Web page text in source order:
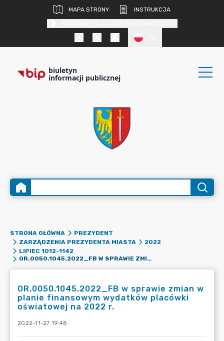
MAPA STRONY
INSTRUKCJA
biuletyn
informacji publicznej
STRONA GŁÓWNA
PREZYDENT
ZARZĄDZENIA PREZYDENTA MIASTA
2022
LIPIEC 1012-1142
OR.0050.1045.2022_FB W SPRAWIE ZMIAN W PLANIE FINANSOWYM WYDATKÓW PLACÓWKI OŚWIATOWEJ NA 2022 R.
OR.0050.1045.2022_FB w sprawie zmian w
planie finansowym wydatków placówki
oświatowej na 2022 r.
2022-11-27 19:48